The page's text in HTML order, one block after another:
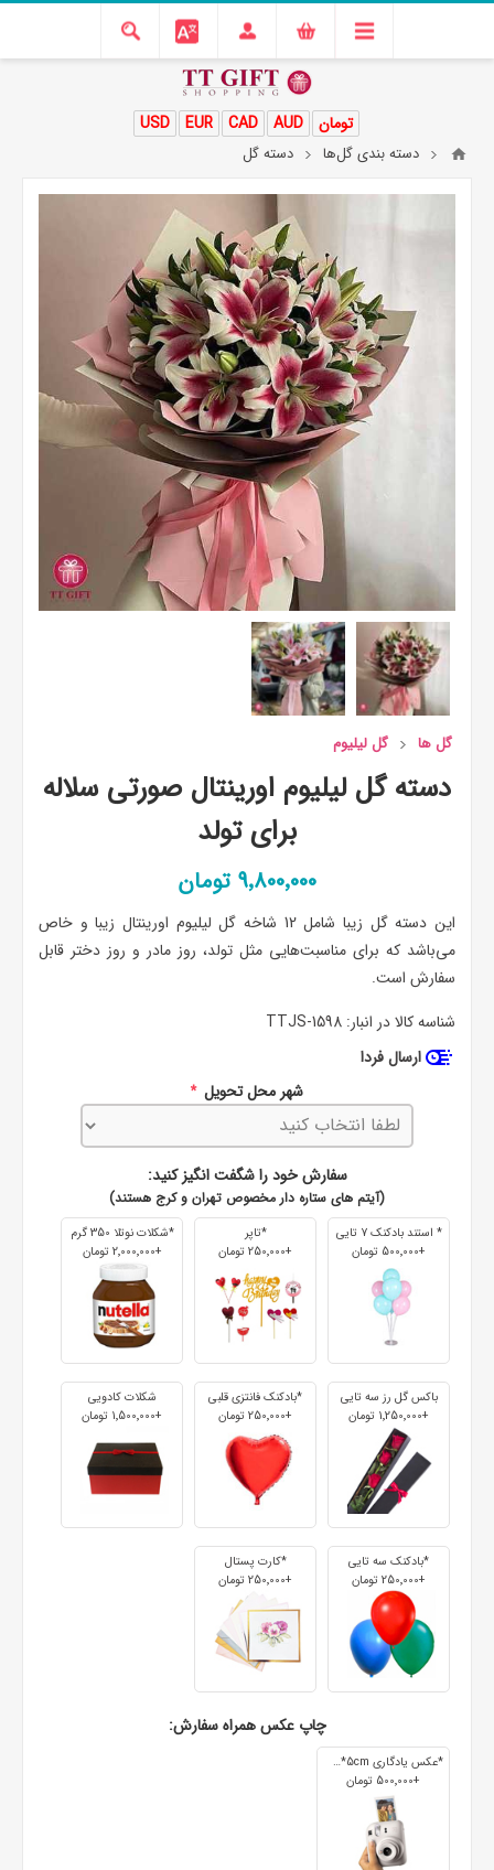
USD EUR CAD AUD تومان
دسته بندی گل‌ها دسته گل
گل ها گل لیلیوم
دسته گل لیلیوم اورینتال صورتی سلاله
برای تولد
9٬800٬000 تومان
این دسته گل زیبا شامل 12 شاخه گل لیلیوم اورینتال زیبا و خاص
می‌باشد که برای مناسبت‌هایی مثل تولد، روز مادر و روز دختر قابل
سفارش است.
شناسه کالا در انبار: TTJS-1598
ارسال فردا
شهر محل تحویل *
سفارش خود را شگفت انگیز کنید:
(آیتم های ستاره دار مخصوص تهران و کرج هستند)
* استند بادکنک 7 تایی
+500٬000 تومان
*تاپر
+250٬000 تومان
*شکلات نوتلا 350 گرم
+2٬000٬000 تومان
باکس گل رز سه تایی
+1٬250٬000 تومان
*بادکنک فانتزی قلبی
+250٬000 تومان
شکلات کادویی
+1٬500٬000 تومان
*بادکنک سه تایی
+250٬000 تومان
*کارت پستال
+250٬000 تومان
چاپ عکس همراه سفارش:
*عکس یادگاری 7cm*5cm
+500٬000 تومان